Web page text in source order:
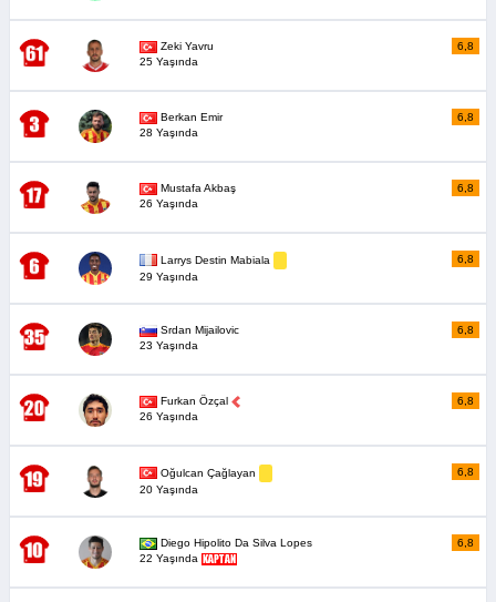
Zeki Yavru
25 Yaşında
6,8
Berkan Emir
28 Yaşında
6,8
Mustafa Akbaş
26 Yaşında
6,8
Larrys Destin Mabiala
29 Yaşında
6,8
Srdan Mijailovic
23 Yaşında
6,8
Furkan Özçal
26 Yaşında
6,8
Oğulcan Çağlayan
20 Yaşında
6,8
Diego Hipolito Da Silva Lopes
22 Yaşında
6,8